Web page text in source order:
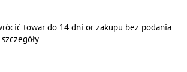
towar do 14 dni or zakupu bez podania